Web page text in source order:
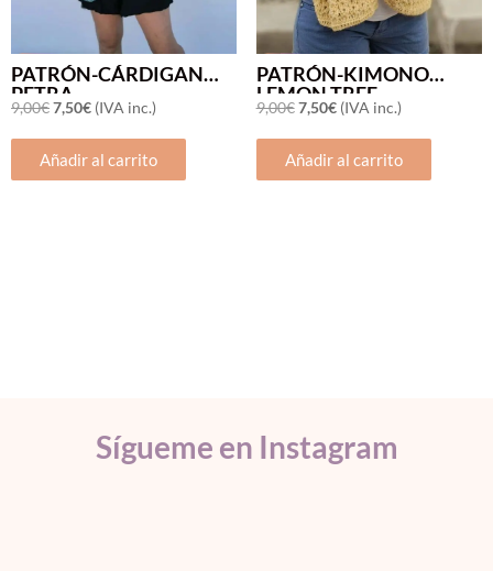
OFERTA
PATRÓN-CÁRDIGAN
PETRA
9,00€El
precio
original
7,50€El
precio
actual
(IVA inc.)
Añadir al carrito
OFERTA
PATRÓN-KIMONO
LEMON TREE
9,00€ El
precio
original
7,50€El
precio
actual
(IVA inc.)
Añadir al carrito
Sígueme en Instagram